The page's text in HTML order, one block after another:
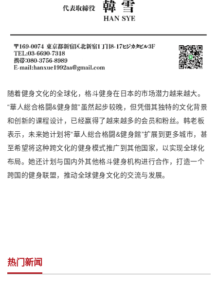
随着健身文化的全球化，格斗健身在日本的市场潜力越来越大。
“華人総合格闘&健身館”虽然起步较晚，但凭借其独特的文化背景
和创新的课程设计，已经赢得了越来越多的会员和粉丝。韩老板
表示，未来她计划将“華人総合格闘&健身館”扩展到更多城市，甚
至希望将这种跨文化的健身模式推广到其他国家，以实现全球化
布局。她还计划与国内外其他格斗健身机构进行合作，打造一个
跨国的健身联盟，推动全球健身文化的交流与发展。
热门新闻